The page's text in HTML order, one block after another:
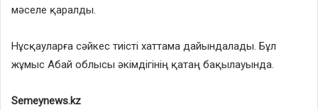
мәселе қаралды.
Нұсқауларға сәйкес тиісті хаттама дайындалады. Бұл
жұмыс Абай облысы әкімдігінің қатаң бақылауында.
Semeynews.kz